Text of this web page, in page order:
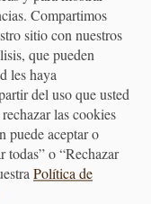
Compartimos
sitio con nuestros
que pueden
les haya
del uso que usted
las cookies
puede aceptar o
todas” o “Rechazar
Política de